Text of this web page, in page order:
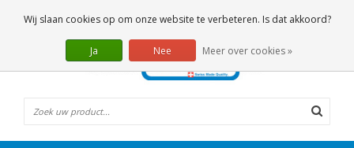
0 Artikelen
Wij slaan cookies op om onze website te verbeteren. Is dat akkoord?
Ja Nee Meer over cookies »